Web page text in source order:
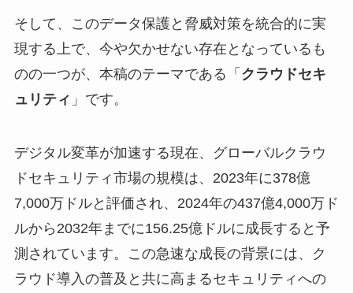
そして、このデータ保護と脅威対策を統合的に実
現する上で、今や欠かせない存在となっているも
のの一つが、本稿のテーマである「 クラウドセキ
ュリティ 」です。
デジタル変革が加速する現在、グローバルクラウ
ドセキュリティ市場の規模は、2023年に378億
7,000万ドルと評価され、2024年の437億4,000万ド
ルから2032年までに156.25億ドルに成長すると予
測されています。この急速な成長の背景には、ク
ラウド導入の普及と共に高まるセキュリティへの